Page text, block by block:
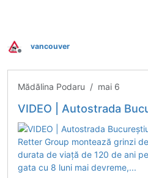
Deconectat
vancouver
Mădălina Podaru / mai 6
VIDEO | Autostrada Bucureștiului A0 Nord. Compania Retter Group montează grinzi de tip mixt metal-beton